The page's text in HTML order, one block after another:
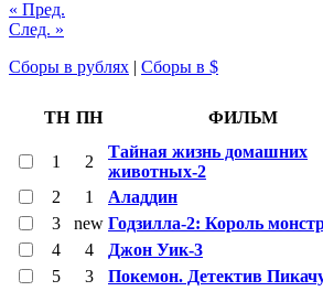
« Пред.
След. »
Сборы в рублях | Сборы в $
ТН ПН ФИЛЬМ
1
2
Тайная жизнь домашних
животных-2
2
1 Аладдин
3
new Годзилла-2: Король
4
4 Джон Уик-3
5
3 Покемон. Детектив